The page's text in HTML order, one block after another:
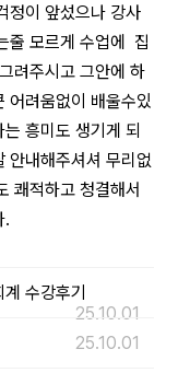
정이 앞섰으나 강사
줄 모르게 수업에 집
려주시고 그안에 하
어려움없이 배울수있
흥미도 생기게 되
안내해주셔셔 무리없
쾌적하고 청결해서
.
수강후기
25.10.01
25.10.01